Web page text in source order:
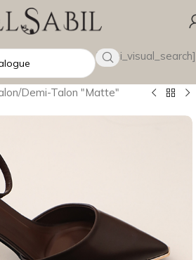
[wsbi_visual_search]
/Demi-Talon "Matte"